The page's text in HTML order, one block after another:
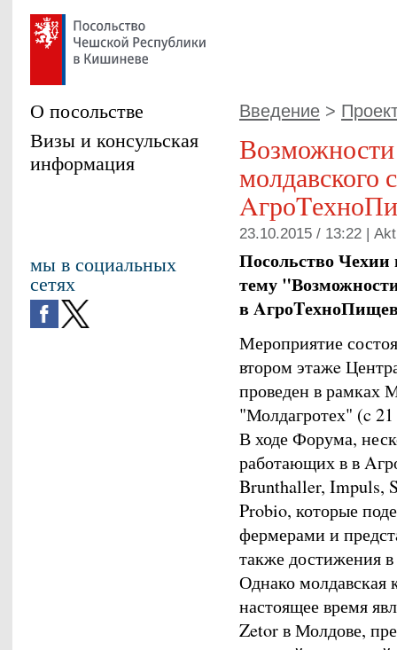
Введение >
молдавского
23.10.2015 / 13:22 |
Посольство
тему
в
Мероприятие
втором этажe
проведен в рамках
"Молдагротех" (c
В ходе Форума,
работающих в в
Brunthaller, Impuls,
Probio, которые
фермерами и
также достижения в
Однако молдавская
настоящее время
Zetor в Молдове,
О посольстве
Визы и консульская
информация
мы в социальных
сетях